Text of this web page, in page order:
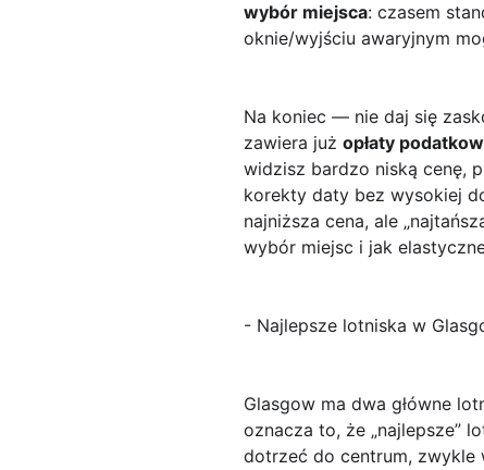
wybór miejsca: czasem
oknie/wyjściu awaryjnym
Na koniec — nie daj się
zawiera już opłaty
widzisz bardzo niską cenę,
korekty daty bez wysokiej
najniższa cena, ale
wybór miejsc i jak
- Najlepsze lotniska w
Glasgow ma dwa główne
oznacza to, że „najlepsze”
dotrzeć do centrum, zwykle